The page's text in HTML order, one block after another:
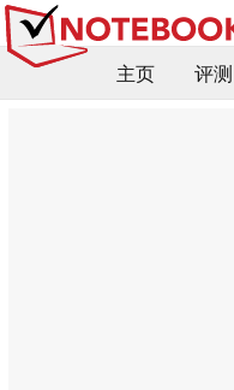
主页 评测